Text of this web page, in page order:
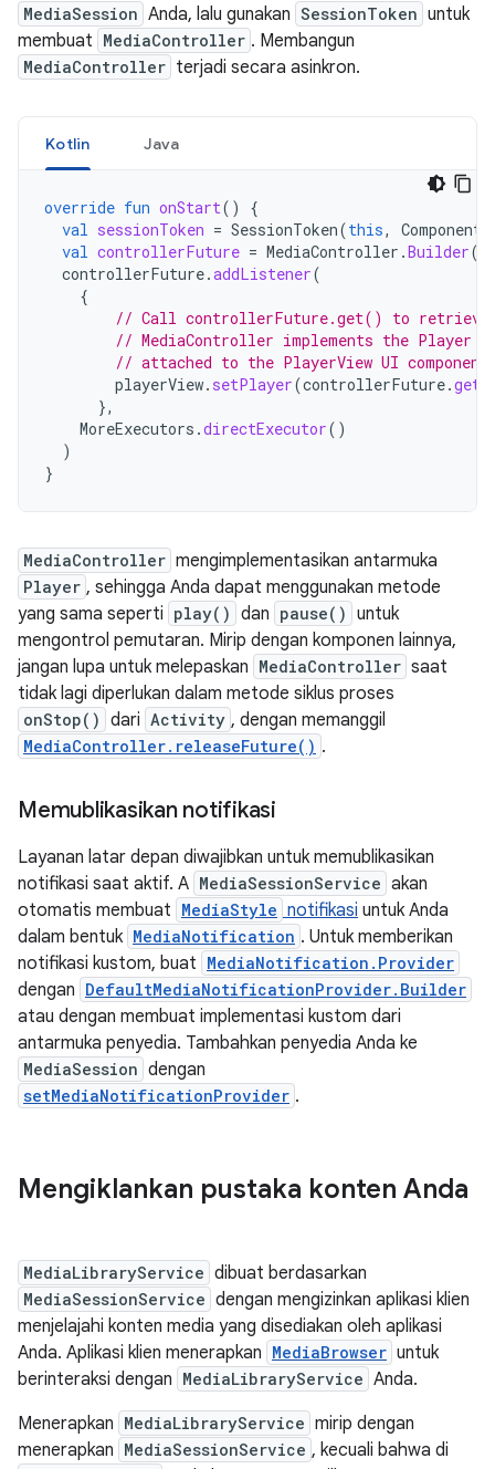
MediaSession Anda, lalu gunakan SessionToken untuk
membuat MediaController . Membangun
MediaController terjadi secara asinkron.
Kotlin Java
override fun onStart()
{
val sessionToken = SessionToken(this,
val controllerFuture = MediaController .Builder(
controllerFuture.addListener(
{
// Call controllerFuture.get() to retrieve
// MediaController implements the Player
// attached to the PlayerView UI
playerView. setPlayer(controllerFuture.get
},
MoreExecutors .directExecutor()
)
}
MediaController mengimplementasikan antarmuka
Player , sehingga Anda dapat menggunakan metode
yang sama seperti play() dan pause() untuk
mengontrol pemutaran. Mirip dengan komponen lainnya,
jangan lupa untuk melepaskan MediaController saat
tidak lagi diperlukan dalam metode siklus proses
onStop() dari Activity , dengan memanggil
MediaController.releaseFuture() .
Memublikasikan notifikasi
Layanan latar depan diwajibkan untuk memublikasikan
notifikasi saat aktif. A MediaSessionService akan
otomatis membuat MediaStyle notifikasi untuk Anda
dalam bentuk MediaNotification . Untuk memberikan
notifikasi kustom, buat MediaNotification.Provider
dengan DefaultMediaNotificationProvider.Builder
atau dengan membuat implementasi kustom dari
antarmuka penyedia. Tambahkan penyedia Anda ke
MediaSession dengan
setMediaNotificationProvider .
Mengiklankan pustaka konten Anda
MediaLibraryService dibuat berdasarkan
MediaSessionService dengan mengizinkan aplikasi klien
menjelajahi konten media yang disediakan oleh aplikasi
Anda. Aplikasi klien menerapkan MediaBrowser untuk
berinteraksi dengan MediaLibraryService Anda.
Menerapkan MediaLibraryService mirip dengan
menerapkan MediaSessionService , kecuali bahwa di